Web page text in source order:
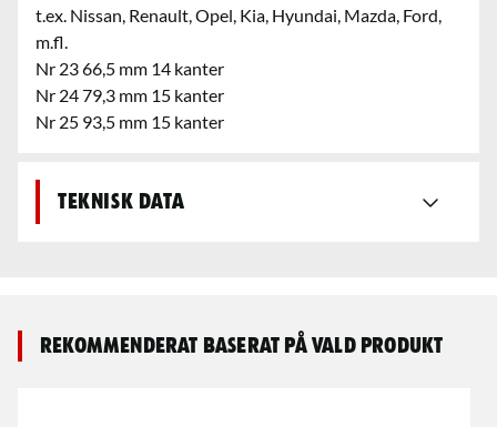
t.ex. Nissan, Renault, Opel, Kia, Hyundai, Mazda, Ford,
m.fl.
Nr 23 66,5 mm 14 kanter
Nr 24 79,3 mm 15 kanter
Nr 25 93,5 mm 15 kanter
Teknisk data
Rekommenderat baserat på vald produkt